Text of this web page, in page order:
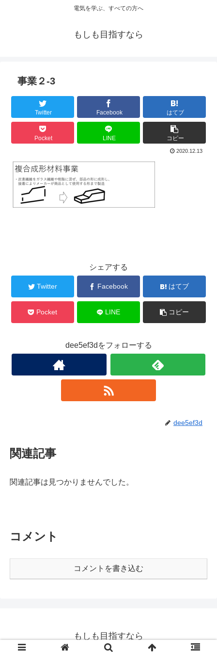
電気を学ぶ、すべての方へ
もしも目指すなら
事業２-3
Twitter Facebook はてブ
Pocket LINE コピー
2020.12.13
シェアする
Twitter Facebook はてブ
Pocket LINE コピー
dee5ef3dをフォローする
dee5ef3d
関連記事
関連記事は見つかりませんでした。
コメント
コメントを書き込む
もしも目指すなら
© 2020 もしも目指すなら.